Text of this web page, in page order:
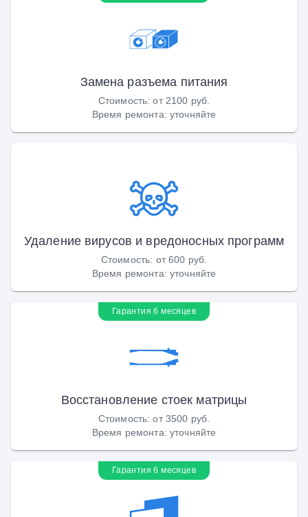
Замена разъема питания
Стоимость:от 2100 руб.
Время ремонта: уточняйте
Удаление вирусов и вредоносных программ
Стоимость: от 600 руб.
Время ремонта: уточняйте
Гарантия 6 месяцев
Восстановление стоек матрицы
Стоимость:от 3500 руб.
Время ремонта: уточняйте
Гарантия 6 месяцев